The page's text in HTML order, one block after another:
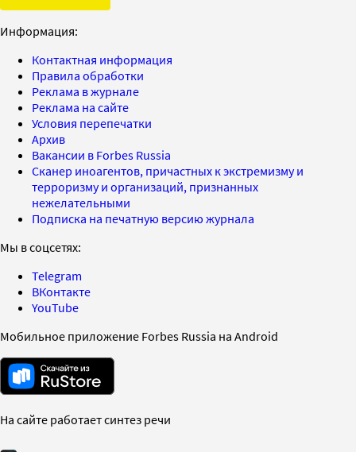
Информация:
Контактная информация
Правила обработки
Реклама в журнале
Реклама на сайте
Условия перепечатки
Архив
Вакансии в Forbes Russia
Сканер иноагентов, причастных к экстремизму и
терроризму и организаций, признанных
нежелательными
Подписка на печатную версию журнала
Мы в соцсетях:
Telegram
ВКонтакте
YouTube
Мобильное приложение Forbes Russia на Android
На сайте работает синтез речи